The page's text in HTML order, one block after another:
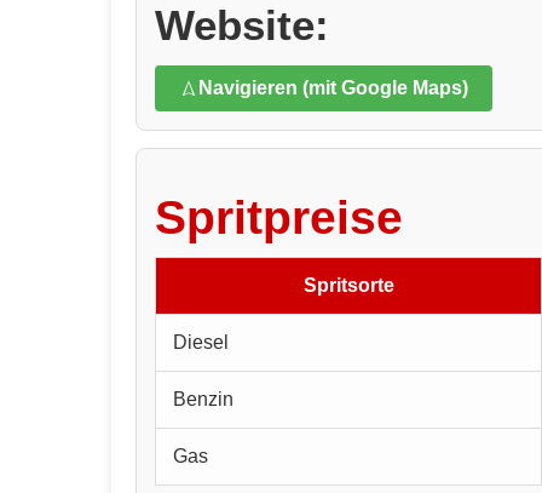
Website:
Navigieren (mit Google Maps)
Spritpreise
Spritsorte
Diesel
Benzin
Gas